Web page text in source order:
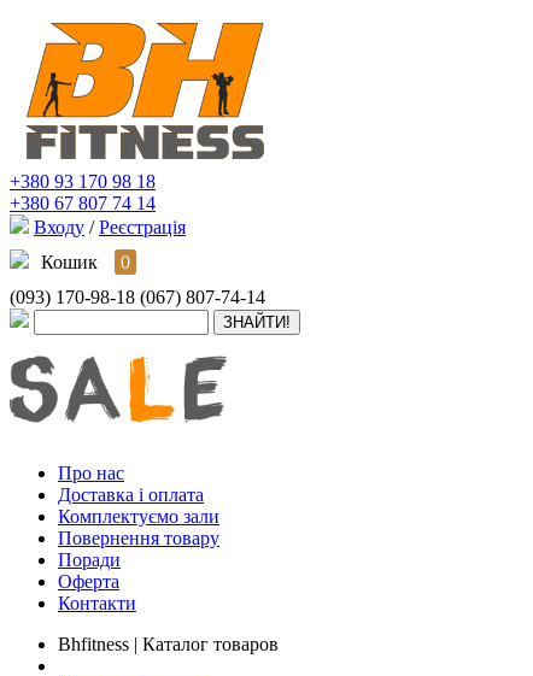
+380 93 170 98 18
+380 67 807 74 14
Входу / Реєстрація
Кошик
0
(093) 170-98-18 (067) 807-74-14
Про нас
Доставка і оплата
Комплектуємо зали
Повернення товару
Поради
Оферта
Контакти
Bhfitness | Каталог товаров